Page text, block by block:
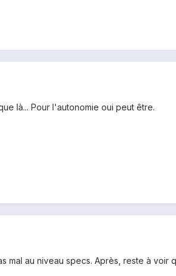
là... Pour l'autonomie oui peut être.
mal au niveau specs. Après, reste à